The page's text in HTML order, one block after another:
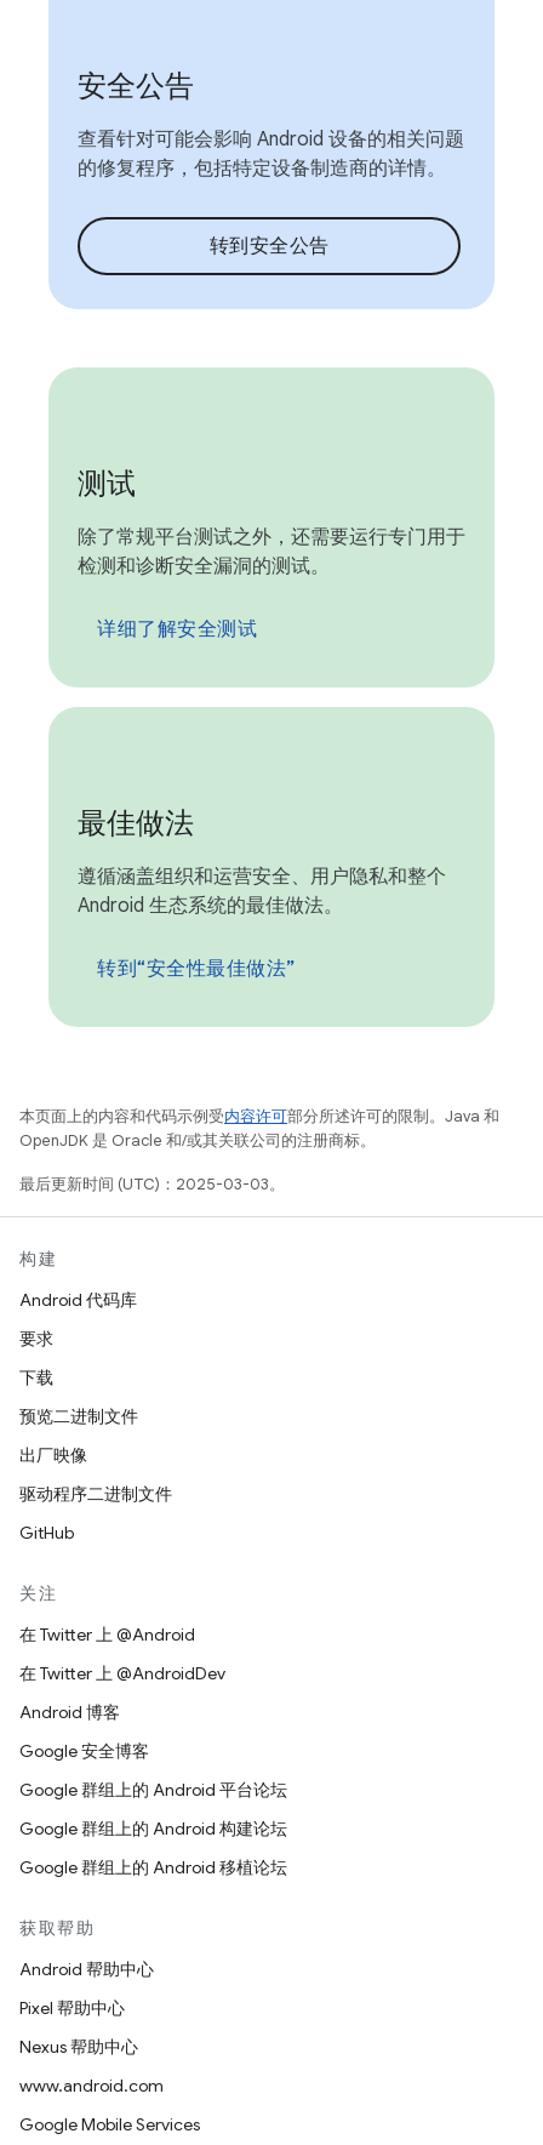
安全公告
查看针对可能会影响 Android 设备的相关问题
的修复程序，包括特定设备制造商的详情。
转到安全公告
测试
除了常规平台测试之外，还需要运行专门用于
检测和诊断安全漏洞的测试。
详细了解安全测试
最佳做法
遵循涵盖组织和运营安全、用户隐私和整个
Android 生态系统的最佳做法。
转到“安全性最佳做法”
本页面上的内容和代码示例受内容许可部分所述许可的限制。Java 和
OpenJDK 是 Oracle 和/或其关联公司的注册商标。
最后更新时间 (UTC)：2025-03-03。
构建
Android 代码库
要求
下载
预览二进制文件
出厂映像
驱动程序二进制文件
GitHub
关注
在 Twitter 上 @Android
在 Twitter 上 @AndroidDev
Android 博客
Google 安全博客
Google 群组上的 Android 平台论坛
Google 群组上的 Android 构建论坛
Google 群组上的 Android 移植论坛
获取帮助
Android 帮助中心
Pixel 帮助中心
Nexus 帮助中心
www.android.com
Google Mobile Services